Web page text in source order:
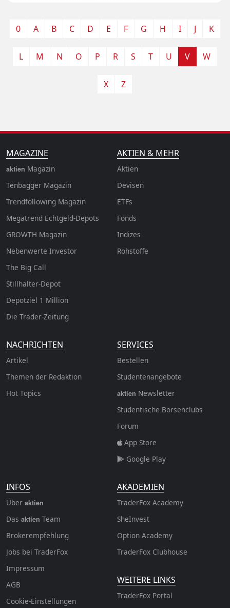
0 A B C D E F G H I J K
L M N O P R S T U V W
X Z
MAGAZINE
aktien Magazin
Tenbagger Magazin
Trendfollowing Magazin
Megatrend Echtgeld-Depots
GROWTH Magazin
Nebenwerte Investor
The Big Call
Stillhalter-Depot
Depotziel 1 Million
Die Trader-Zeitung
AKTIEN & MEHR
Aktien
Devisen
ETFs
Fonds
Indizes
Rohstoffe
NACHRICHTEN
Artikel
Themen der Redaktion
Hot Topics
SERVICES
Bestellen
Studentenangebote
aktien Newsletter
Studentische Börsenclubs
Forum
App Store
Google Play
INFOS
Über aktien
Das aktien Team
Brokerempfehlung
Jobs bei TraderFox
Impressum
AGB
Cookie-Einstellungen
AKADEMIEN
TraderFox Academy
SheInvest
Option Academy
TraderFox Clubhouse
WEITERE LINKS
TraderFox Portal